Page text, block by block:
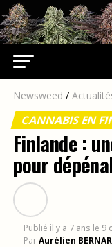
Newsweed /
CANNABIS EN
Finlande :
pour
Publié il y a 7 ans le 9
ParAurélien